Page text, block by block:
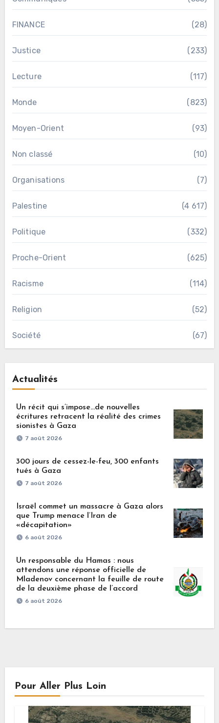
FINANCE (28)
Justice (233)
Lecture (117)
Monde (823)
Moyen-Orient (93)
Non classé (10)
Organisations (7)
Palestine (4 617)
Politique (332)
Proche-Orient (625)
Racisme (114)
Religion (52)
Société (67)
Actualités
Un récit qui s’impose…de nouvelles
écritures retracent la réalité des crimes
sionistes à Gaza
7 août 2026
300 jours de cessez-le-feu, 300 enfants
tués à Gaza
7 août 2026
Israël commet un massacre à Gaza alors
que Trump menace l’Iran de
«décapitation»
6 août 2026
Un responsable du Hamas : nous
attendons une réponse officielle de
Mladenov concernant la feuille de route
de la deuxième phase de l’accord
6 août 2026
Pour Aller Plus Loin